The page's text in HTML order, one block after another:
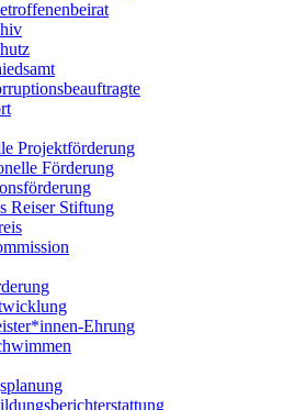
Projektförderung
Förderung
Reiser Stiftung
Ehrung